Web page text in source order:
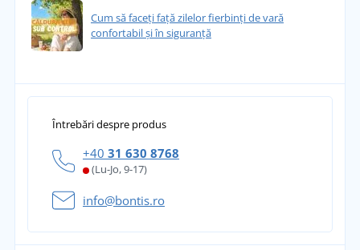
Cum să faceți față zilelor fierbinți de vară
confortabil și în siguranță
Întrebări despre produs
+40 31 630 8768
(Lu-Jo, 9-17)
info@bontis.ro